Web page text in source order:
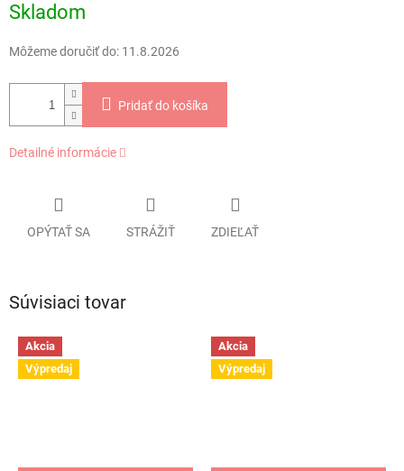
cena:
Skladom
Môžeme doručiť do: 11.8.2026
Pridať do košíka
Detailné informácie
OPÝTAŤ SA STRÁŽIŤ ZDIEĽAŤ
Súvisiaci tovar
Akcia
Výpredaj
Akcia
Výpredaj